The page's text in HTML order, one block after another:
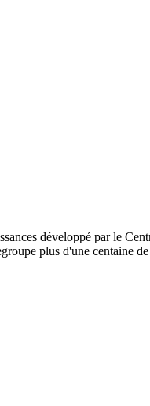
développé par le
plus d'une centaine